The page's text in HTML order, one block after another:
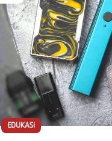
EDUKASI